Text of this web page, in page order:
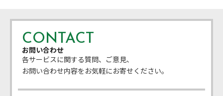
イ
CONTACT
お問い合わせ
各サービスに関する質問、ご意見、
お問い合わせ内容をお気軽にお寄せください。